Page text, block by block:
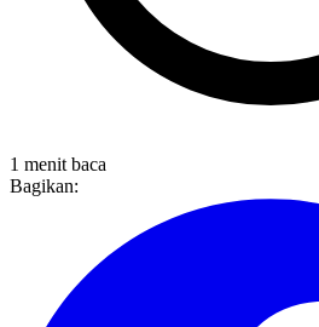
1 menit baca
Bagikan: